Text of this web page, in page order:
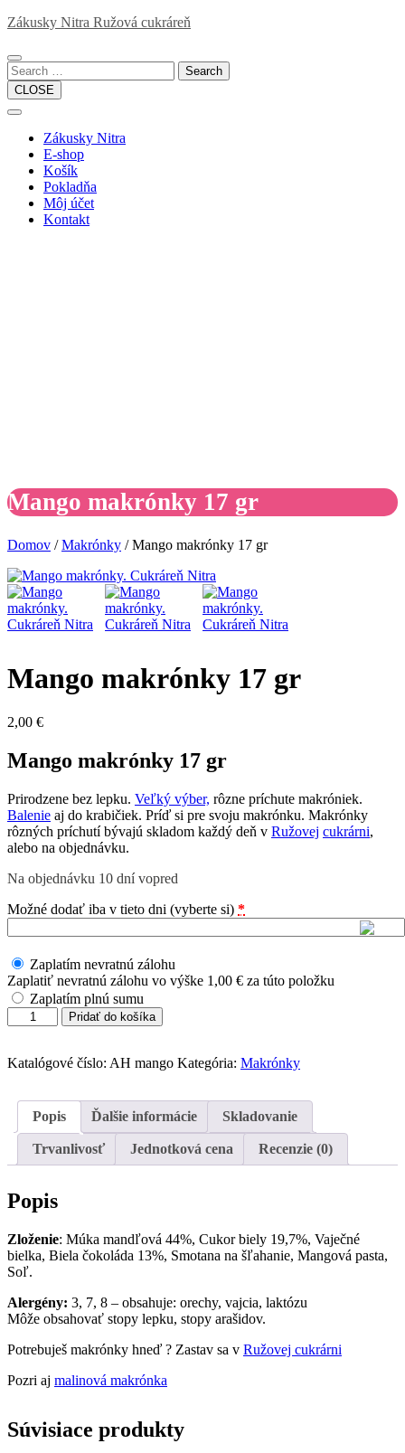
Skip
content
Zákusky Nitra Ružová cukráreň
Search
CLOSE
Open
Button
Close
Button
Zákusky Nitra
E-shop
Košík
Pokladňa
Môj účet
Kontakt
Mango makrónky 17 gr
Domov /Makrónky / Mango makrónky 17 gr
Mango makrónky 17 gr
2,00 €
Mango makrónky 17 gr
Prirodzene bez lepku. Veľký výber, rôzne príchute makróniek.
Balenie aj do krabičiek. Príď si pre svoju makrónku. Makrónky
rôzných príchutí bývajú skladom každý deň v Ružovej cukrárni,
alebo na objednávku.
Na objednávku 10 dní vopred
Možné dodať iba v tieto dni (vyberte si) *
Zaplatím nevratnú zálohu
Zaplatiť nevratnú zálohu vo výške 1,00 € za túto položku
Zaplatím plnú sumu
množstvo
Mango
17
Pridať do košíka
Katalógové číslo: AH mango Kategória: Makrónky
Popis Ďalšie informácie Skladovanie
Trvanlivosť Jednotková cena Recenzie (0)
Popis
Zloženie: Múka mandľová 44%, Cukor biely 19,7%, Vaječné
bielka, Biela čokoláda 13%, Smotana na šľahanie, Mangová pasta,
Soľ.
Alergény: 3, 7, 8 – obsahuje: orechy, vajcia, laktózu
Môže obsahovať stopy lepku, stopy arašidov.
Potrebuješ makrónky hneď ? Zastav sa v Ružovej cukrárni
Pozri aj malinová makrónka
Súvisiace produkty